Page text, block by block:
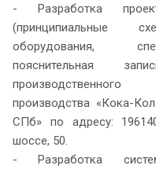
- Разработка
(принципиальные
оборудования,
пояснительная
производства «Кока-
СПб» по адресу:
шоссе, 50.
- Разработка